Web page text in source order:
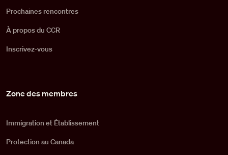
Prochaines rencontres
À propos du CCR
Inscrivez-vous
Zone des membres
Immigration et Établissement
Protection au Canada